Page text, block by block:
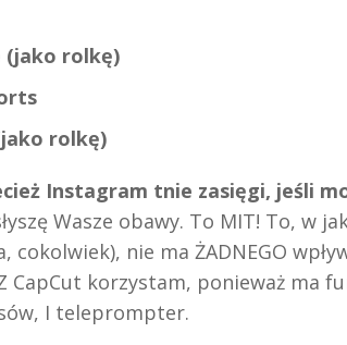
(jako rolkę)
rolkę)
Instagram tnie zasięgi, jeśli
Wasze obawy. To MIT! To, w
cokolwiek), nie ma ŻADNEGO
CapCut korzystam, ponieważ ma
I teleprompter.